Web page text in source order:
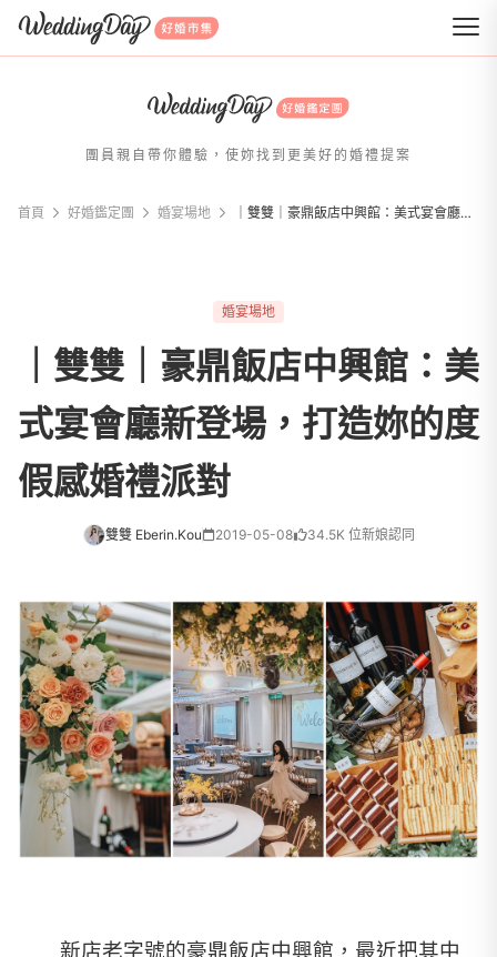
WeddingDay 好婚市集
團員親自帶你體驗，使妳找到更美好的婚禮提案
首頁 好婚鑑定團 婚宴場地 ｜雙雙｜豪鼎飯店中興館：美式宴會廳新登場，打造妳的度假感婚禮派對
婚宴場地
｜雙雙｜豪鼎飯店中興館：美
式宴會廳新登場，打造妳的度
假感婚禮派對
雙雙 Eberin.Kou 2019-05-08 34.5K 位新娘認同
新店老字號的豪鼎飯店中興館，最近把其中